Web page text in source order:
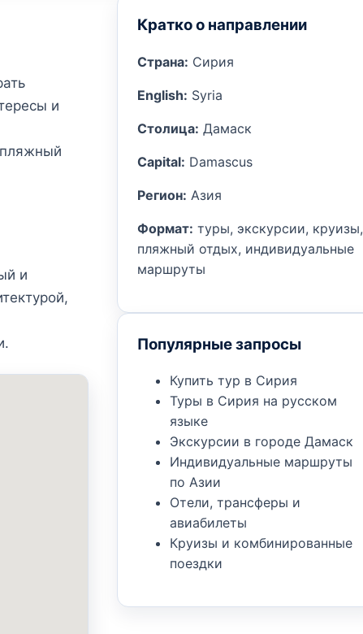
и
и
Кратко о направлении
Страна: Сирия
English: Syria
Столица: Дамаск
Capital: Damascus
Регион: Азия
Формат: туры, экскурсии, круизы,
пляжный отдых, индивидуальные
маршруты
Популярные запросы
Купить тур в Сирия
Туры в Сирия на русском
языке
Экскурсии в городе Дамаск
Индивидуальные маршруты
по Азии
Отели, трансферы и
авиабилеты
Круизы и комбинированные
поездки